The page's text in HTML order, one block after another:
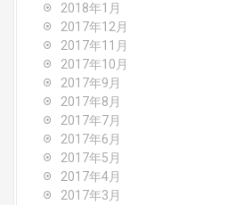
2018年1月
2017年12月
2017年11月
2017年10月
2017年9月
2017年8月
2017年7月
2017年6月
2017年5月
2017年4月
2017年3月